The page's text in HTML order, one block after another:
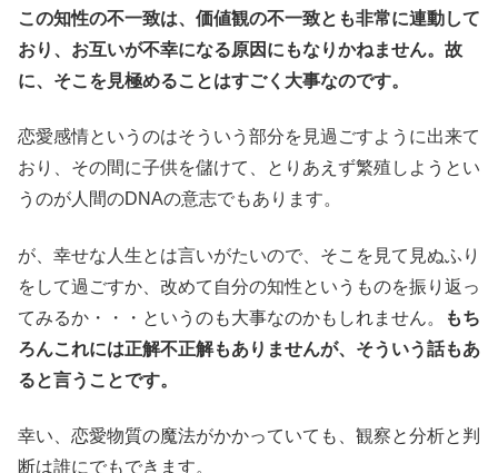
この知性の不一致は、価値観の不一致とも非常に連動して
おり、お互いが不幸になる原因にもなりかねません。故
に、そこを見極めることはすごく大事なのです。
恋愛感情というのはそういう部分を見過ごすように出来て
おり、その間に子供を儲けて、とりあえず繁殖しようとい
うのが人間のDNAの意志でもあります。
が、幸せな人生とは言いがたいので、そこを見て見ぬふり
をして過ごすか、改めて自分の知性というものを振り返っ
てみるか・・・というのも大事なのかもしれません。
もち
ろんこれには正解不正解もありませんが、そういう話もあ
ると言うことです。
幸い、恋愛物質の魔法がかかっていても、観察と分析と判
断は誰にでもできます。